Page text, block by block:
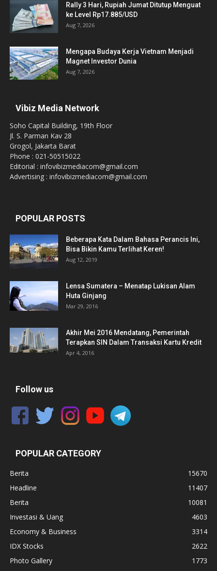
Rally 3 Hari, Rupiah Jumat Ditutup Menguat
ke Level Rp17.885/USD
Aug 7, 2026
Mengapa Budaya Kerja Vietnam Menjadi
Magnet Investor Dunia
Aug 7, 2026
Vibiz Media Network
Soho Capital Building, 19th Floor
Jl. S. Parman Kav 28
Grogol, Jakarta Barat
Phone : 021-50515022
Editorial : infovibizmediacom@gmail.com
Advertising : infovibizmediacom@gmail.com
POPULAR POSTS
Beberapa Kata Dalam Bahasa Perancis Ini,
Bisa Bikin Kamu Terlihat Keren!
Aug 12, 2019
Lensa Sumatera – Menatap Lukisan Alam
Huta Ginjang
Mar 29, 2016
Akhir Mei 2016 Mendatang, Pemerintah
Terapkan SIN Dalam Transaksi Kartu Kredit
Apr 4, 2016
Follow us
POPULAR CATEGORY
Berita
15670
Headline
11407
Berita
10081
Investasi & Uang
4603
Economy & Business
3314
IDX Stocks
2622
Photo Gallery
1773